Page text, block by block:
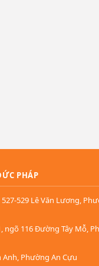
PHÁP
527-529 Lê Văn Lương,
ngõ 116 Đường Tây Mỗ,
Anh, Phường An Cựu